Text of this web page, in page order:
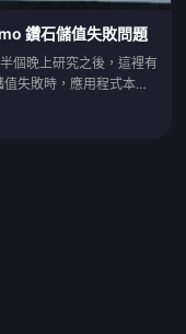
鑽石儲值失敗問題
個晚上研究之後，這裡有
失敗時，應用程式本身
原因之一：付款方式被拒
，或者是鑽石已扣款但